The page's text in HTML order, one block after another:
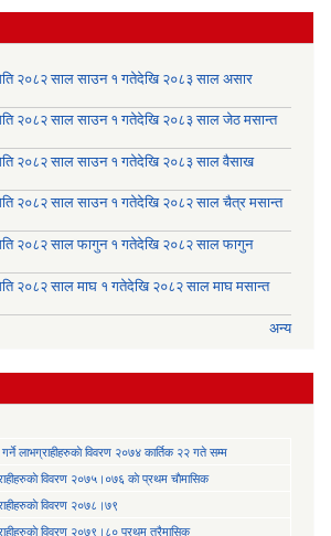
२०८२ साल साउन १ गतेदेखि २०८३ साल असार
२०८२ साल साउन १ गतेदेखि २०८३ साल जेठ मसान्त
२०८२ साल साउन १ गतेदेखि २०८३ साल वैसाख
२०८२ साल साउन १ गतेदेखि २०८२ साल चैत्र मसान्त
२०८२ साल फागुन १ गतेदेखि २०८२ साल फागुन
२०८२ साल माघ १ गतेदेखि २०८२ साल माघ मसान्त
अन्य
गर्ने लाभग्राहीहरुकाे विवरण २०७४ कार्तिक २२ गते सम्म
विवरण २०७५।०७६ काे प्रथम चाैमासिक
विवरण २०७८।७९
विवरण २०७९।८० प्रथम त्रैमासिक